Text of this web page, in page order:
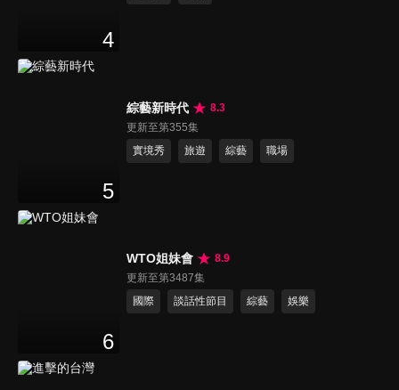
4
5
綜藝新時代
8.3
更新至第355集
實境秀
旅遊 綜藝 職場
6
WTO姐妹會
8.9
更新至第3487集
國際
談話性節目 綜藝 娛樂